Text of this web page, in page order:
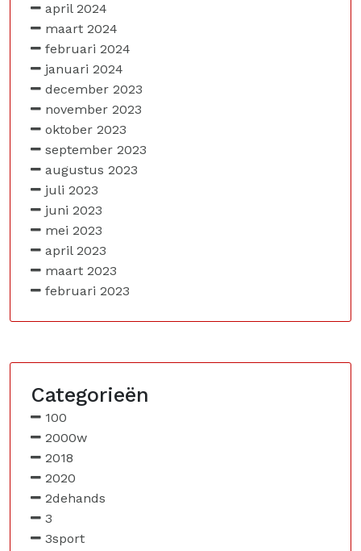
april 2024
maart 2024
februari 2024
januari 2024
december 2023
november 2023
oktober 2023
september 2023
augustus 2023
juli 2023
juni 2023
mei 2023
april 2023
maart 2023
februari 2023
Categorieën
100
2000w
2018
2020
2dehands
3
3sport